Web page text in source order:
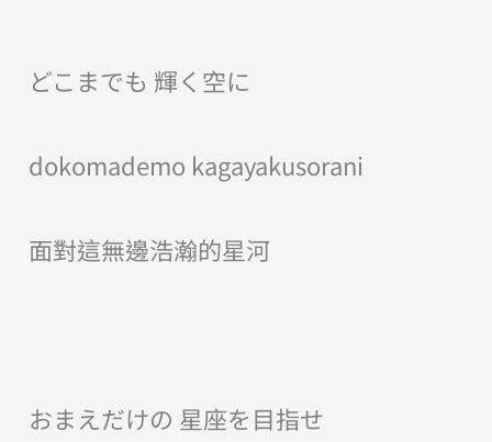
どこまでも 輝く空に
dokomademo kagayakusorani
面對這無邊浩瀚的星河
おまえだけの 星座を目指せ